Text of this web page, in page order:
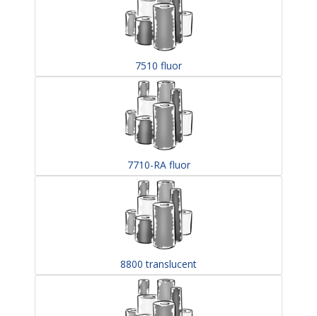
7510 fluor
7710-RA fluor
8800 translucent